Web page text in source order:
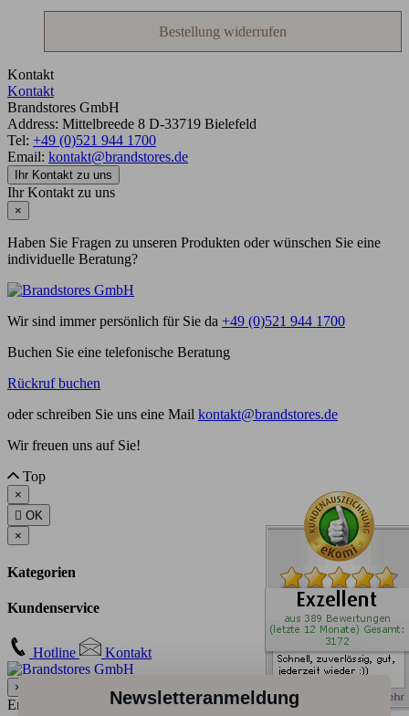
Bestellung widerrufen
Kontakt
Kontakt
Brandstores GmbH
Address: Mittelbreede 8 D-33719 Bielefeld
Tel: +49 (0)521 944 1700
Email: kontakt@brandstores.de
Ihr Kontakt zu uns
Ihr Kontakt zu uns
×
Haben Sie Fragen zu unseren Produkten oder wünschen Sie eine
individuelle Beratung?
Wir sind immer persönlich für Sie da +49 (0)521 944 1700
Buchen Sie eine telefonische Beratung
Rückruf buchen
oder schreiben Sie uns eine Mail kontakt@brandstores.de
Wir freuen uns auf Sie!
Top
×
 OK
×
Kategorien
Kundenservice
Hotline Kontakt
×
Empty content Newsletteranmeldung